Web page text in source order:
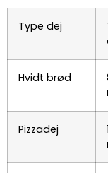
Type dej
Hvidt brød
Pizzadej